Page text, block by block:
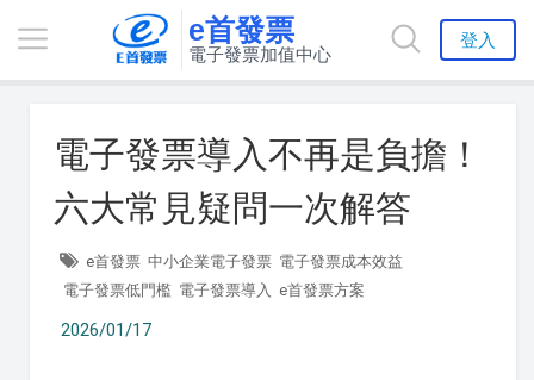
e首發票
電子發票加值中心
登入
電子發票導入不再是負擔！
六大常見疑問一次解答
e首發票 中小企業電子發票 電子發票成本效益
電子發票低門檻 電子發票導入 e首發票方案
2026/01/17